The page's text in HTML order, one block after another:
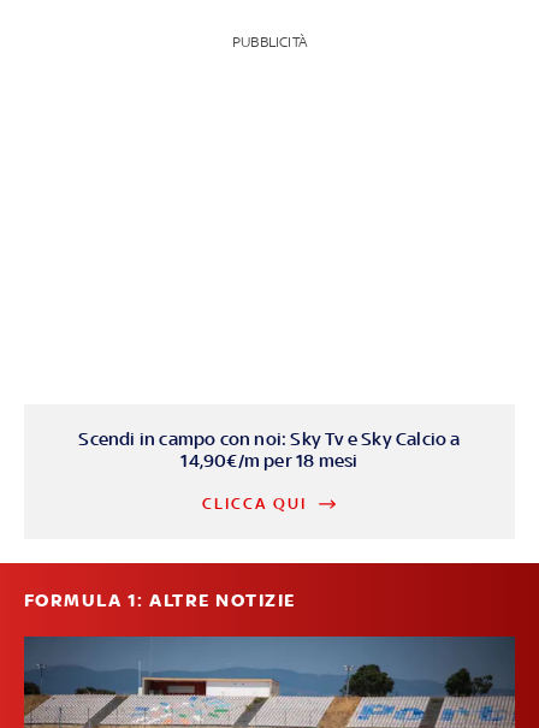
PUBBLICITÀ
Scendi in campo con noi: Sky Tv e Sky Calcio a
14,90€/m per 18 mesi
CLICCA QUI
FORMULA 1: ALTRE NOTIZIE